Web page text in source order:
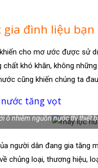
gia đình liệu
cho mơ ước được sử
chất khó khăn, không
cũng khiến chúng ta
tăng vọt
ô nhiễm nguồn nước thì thiết
người dân đang gia tăng
chủng loại, thương hiệu,